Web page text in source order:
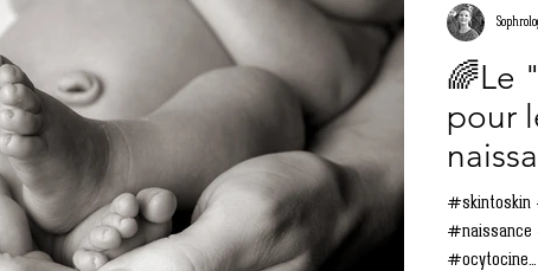
️🌈Le
pour
#skintoskin #peauapeau #prema #prematurite #bebe #bebeaterme
#naissance
#ocytocine...